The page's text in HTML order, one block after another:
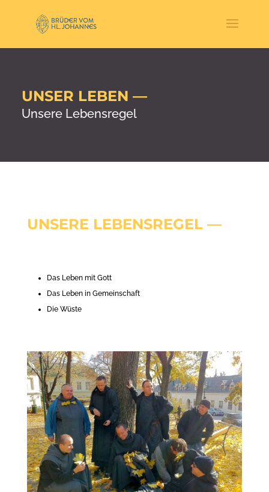
UNSER LEBEN —
Unsere Lebensregel
UNSERE LEBENSREGEL —
Das Leben mit Gott
Das Leben in Gemeinschaft
Die Wüste